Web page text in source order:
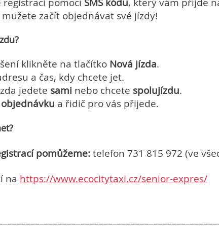
mužete začít objednávat své jízdy!
klikněte na tlačítko Nová jízda.
a čas, kdy chcete jet.
jedete sami nebo chcete spolujízdu.
a řidič pro vás přijede.
pomůžeme: telefon 731 815 972 (ve
na https://www.ecocitytaxi.cz/senior-expres/